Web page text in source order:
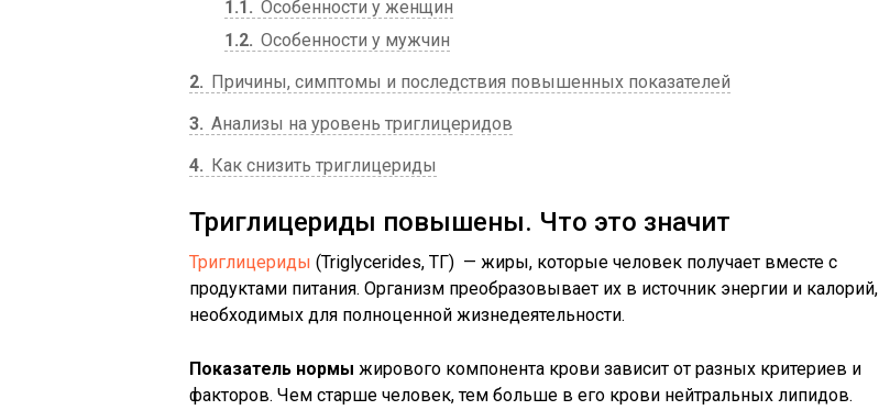
1.1
Особенности у женщин
1.2 Особенности у мужчин
2
Причины, симптомы и последствия повышенных показателей
3 Анализы на уровень триглицеридов
4
Как снизить триглицериды
Триглицериды повышены. Что это значит
Триглицериды (Triglycerides, ТГ) — жиры, которые человек получает вместе с
продуктами питания. Организм преобразовывает их в источник энергии и калорий,
необходимых для полноценной жизнедеятельности.
Показатель нормы жирового компонента крови зависит от разных критериев и
факторов. Чем старше человек, тем больше в его крови нейтральных липидов.